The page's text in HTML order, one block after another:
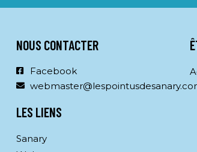
NOUS CONTACTER
Facebook
LES LIENS
Sanary